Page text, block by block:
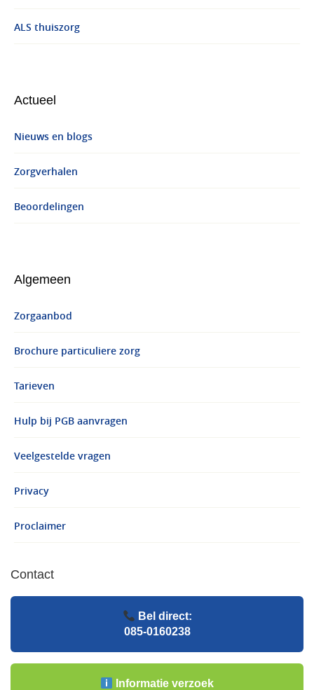
ALS thuiszorg
Actueel
Nieuws en blogs
Zorgverhalen
Beoordelingen
Algemeen
Zorgaanbod
Brochure particuliere zorg
Tarieven
Hulp bij PGB aanvragen
Veelgestelde vragen
Privacy
Proclaimer
Contact
Bel direct:
085-0160238
Informatie verzoek